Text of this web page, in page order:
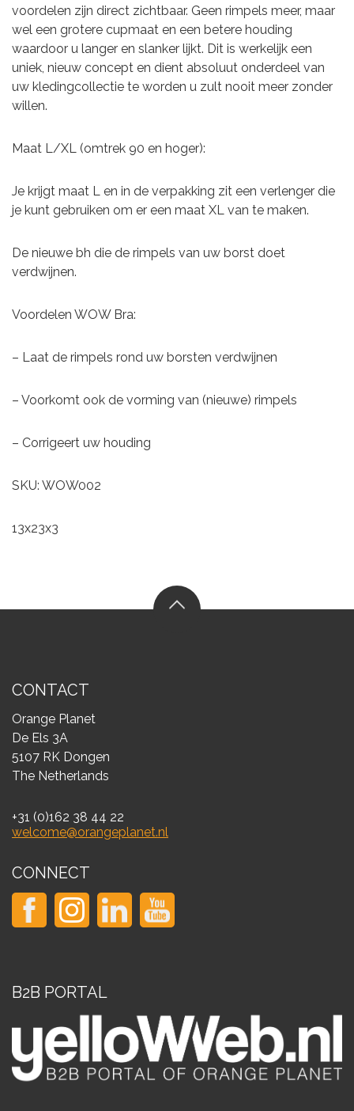
voordelen zijn direct zichtbaar. Geen rimpels meer, maar
wel een grotere cupmaat en een betere houding
waardoor u langer en slanker lijkt. Dit is werkelijk een
uniek, nieuw concept en dient absoluut onderdeel van
uw kledingcollectie te worden u zult nooit meer zonder
willen.
Maat L/XL (omtrek 90 en hoger):
Je krijgt maat L en in de verpakking zit een verlenger die
je kunt gebruiken om er een maat XL van te maken.
De nieuwe bh die de rimpels van uw borst doet
verdwijnen.
Voordelen WOW Bra:
– Laat de rimpels rond uw borsten verdwijnen
– Voorkomt ook de vorming van (nieuwe) rimpels
– Corrigeert uw houding
SKU: WOW002
13x23x3
CONTACT
Orange Planet
De Els 3A
5107 RK Dongen
The Netherlands
+31 (0)162 38 44 22
welcome@orangeplanet.nl
CONNECT
B2B PORTAL